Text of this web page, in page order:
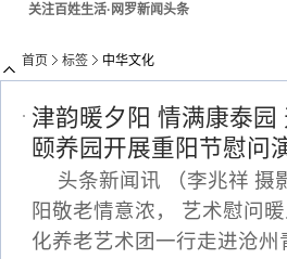
关注百姓生活·网罗新闻头条
首页 标签 中华文化
津韵暖夕阳 情满康泰
颐养园开展重阳节慰问
头条新闻讯 （李兆祥 摄
阳敬老情意浓， 艺术慰问
化养老艺术团一行走进沧